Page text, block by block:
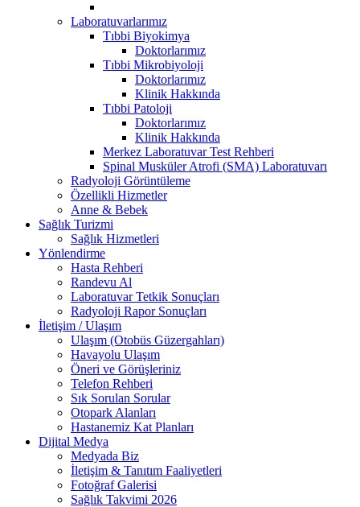
Laboratuvarlarımız
Tıbbi Biyokimya
Doktorlarımız
Tıbbi Mikrobiyoloji
Doktorlarımız
Klinik Hakkında
Tıbbi Patoloji
Doktorlarımız
Klinik Hakkında
Merkez Laboratuvar Test Rehberi
Spinal Musküler Atrofi (SMA) Laboratuvarı
Radyoloji Görüntüleme
Özellikli Hizmetler
Anne & Bebek
Sağlık Turizmi
Sağlık Hizmetleri
Yönlendirme
Hasta Rehberi
Randevu Al
Laboratuvar Tetkik Sonuçları
Radyoloji Rapor Sonuçları
İletişim / Ulaşım
Ulaşım (Otobüs Güzergahları)
Havayolu Ulaşım
Öneri ve Görüşleriniz
Telefon Rehberi
Sık Sorulan Sorular
Otopark Alanları
Hastanemiz Kat Planları
Dijital Medya
Medyada Biz
İletişim & Tanıtım Faaliyetleri
Fotoğraf Galerisi
Sağlık Takvimi 2026